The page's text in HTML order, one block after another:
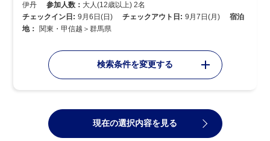
伊丹
参加人数： 大人(12歳以上) 2名
チェックイン日: 9月6日(日) チェックアウト日: 9月7日(月)
宿泊
地：
関東・甲信越＞群馬県
検索条件を変更する
現在の選択内容を見る